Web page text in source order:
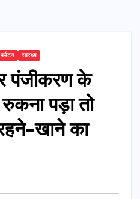
पर्यटन स्वस्थ्य
पंजीकरण के
पड़ा तो
खाने का